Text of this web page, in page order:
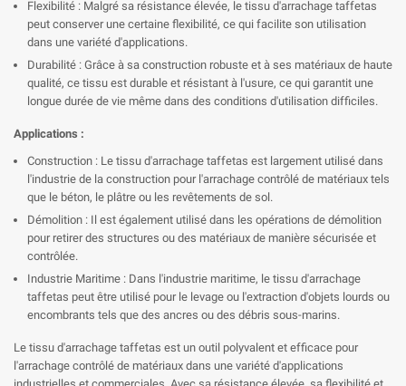
Flexibilité : Malgré sa résistance élevée, le tissu d'arrachage taffetas
peut conserver une certaine flexibilité, ce qui facilite son utilisation
dans une variété d'applications.
Durabilité : Grâce à sa construction robuste et à ses matériaux de haute
qualité, ce tissu est durable et résistant à l'usure, ce qui garantit une
longue durée de vie même dans des conditions d'utilisation difficiles.
Applications :
Construction : Le tissu d'arrachage taffetas est largement utilisé dans
l'industrie de la construction pour l'arrachage contrôlé de matériaux tels
que le béton, le plâtre ou les revêtements de sol.
Démolition : Il est également utilisé dans les opérations de démolition
pour retirer des structures ou des matériaux de manière sécurisée et
contrôlée.
Industrie Maritime : Dans l'industrie maritime, le tissu d'arrachage
taffetas peut être utilisé pour le levage ou l'extraction d'objets lourds ou
encombrants tels que des ancres ou des débris sous-marins.
Le tissu d'arrachage taffetas est un outil polyvalent et efficace pour
l'arrachage contrôlé de matériaux dans une variété d'applications